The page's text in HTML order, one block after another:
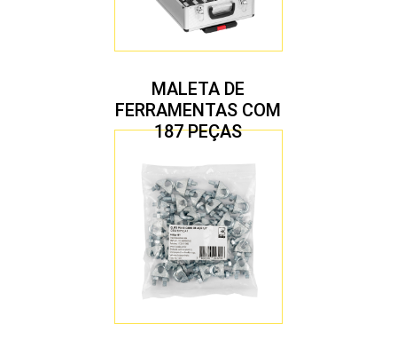
MALETA DE
FERRAMENTAS COM
187 PEÇAS